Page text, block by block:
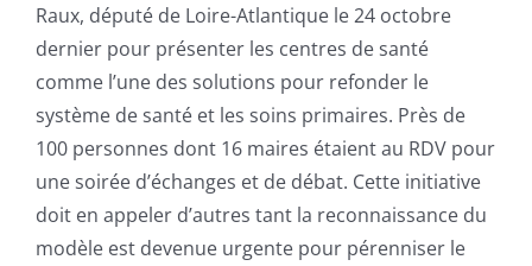
Raux, député de Loire-Atlantique le 24 octobre
dernier pour présenter les centres de santé
comme l’une des solutions pour refonder le
système de santé et les soins primaires. Près de
100 personnes dont 16 maires étaient au RDV pour
une soirée d’échanges et de débat. Cette initiative
doit en appeler d’autres tant la reconnaissance du
modèle est devenue urgente pour pérenniser le